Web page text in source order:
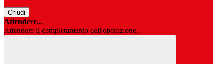
Chiudi
Attendere...
Attendere il completamento dell'operazione...